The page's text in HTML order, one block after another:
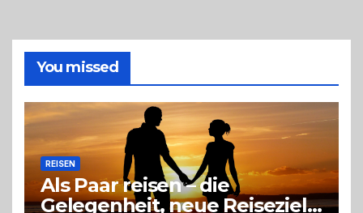
richtige
Entscheidung
You missed
REISEN
Als Paar reisen – die
Gelegenheit, neue Reiseziele